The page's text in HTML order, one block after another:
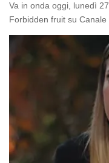
Va in onda oggi, lunedì
Forbidden fruit su